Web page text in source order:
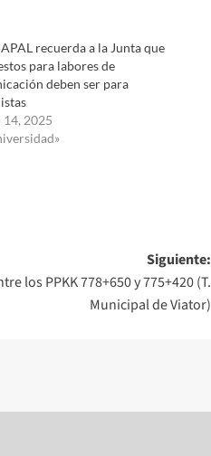
recuerda a la Junta que
para labores de
deben ser para
14, 2025
Siguiente:
los PPKK 778+650 y 775+420 (T.
Municipal de Viator)